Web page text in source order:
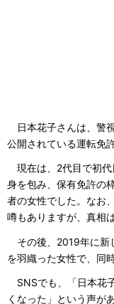
日本花子さんは、警
公開されている運転免
現在は、2代目で初代
身を包み、保有免許の
者の女性でした。なお
噂もありますが、真相
その後、2019年に新
を羽織った女性で、同
SNSでも、「日本花
くなった」という声が